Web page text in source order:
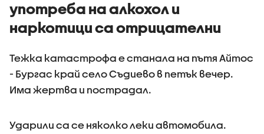
употреба на алкохол и
наркотици са отрицателни
Тежка катастрофа е станала на пътя Айтос
- Бургас край село Съдиево в петък вечер.
Има жертва и пострадал.
Ударили са се няколко леки автомобила.